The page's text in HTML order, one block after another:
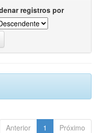
registros por
Anterior 1 Próximo